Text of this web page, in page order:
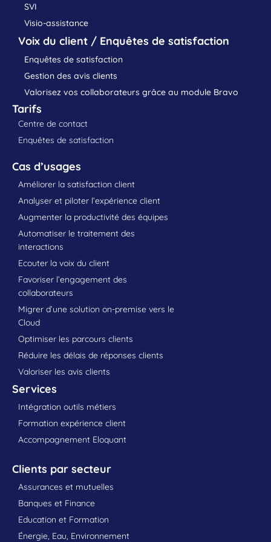
SVI
Visio-assistance
Voix du client / Enquêtes de satisfaction
Enquêtes de satisfaction
Gestion des avis clients
Valorisez vos collaborateurs grâce au module Bravo
Tarifs
Centre de contact
Enquêtes de satisfaction
Cas d’usages
Améliorer la satisfaction client
Analyser et piloter l’expérience client
Augmenter la productivité des équipes
Automatiser le traitement des
interactions
Ecouter la voix du client
Favoriser l’engagement des
collaborateurs
Migrer d’une solution on-premise vers le
Cloud
Optimiser les parcours clients
Réduire les délais de réponses clients
Valoriser les avis clients
Services
Intégration outils métiers
Formation expérience client
Accompagnement Eloquant
Clients par secteur
Assurances et mutuelles
Banques et Finance
Education et Formation
Énergie, Eau, Environnement